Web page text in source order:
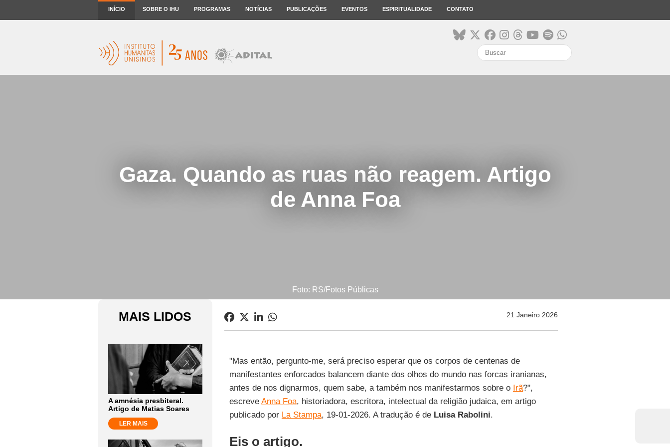
INÍCIO SOBRE O IHU PROGRAMAS NOTÍCIAS PUBLICAÇÕES EVENTOS ESPIRITUALIDADE CONTATO
Gaza. Quando as ruas não reagem. Artigo
de Anna Foa
Foto: RS/Fotos Públicas
MAIS LIDOS
A amnésia presbiteral.
Artigo de Matias Soares
LER MAIS
21 Janeiro 2026
"Mas então, pergunto-me, será preciso esperar que os corpos de centenas de
manifestantes enforcados balancem diante dos olhos do mundo nas forcas iranianas,
antes de nos dignarmos, quem sabe, a também nos manifestarmos sobre o Irã?",
escreve Anna Foa, historiadora, escritora, intelectual da religião judaica, em artigo
publicado por La Stampa, 19-01-2026. A tradução é de Luisa Rabolini.
Eis o artigo.